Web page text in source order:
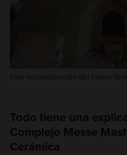
Una reconstrucción del horno
Todo tiene una
Complejo Messe
Cerámica